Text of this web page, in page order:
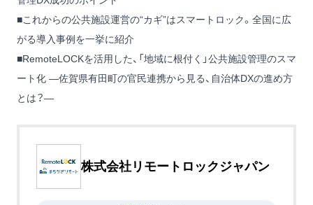
■これからの公共施設運営の“カギ”はスマートロック。全国に広
がる導入事例を一挙に紹介
■RemoteLOCKを活用した、「地域に根付く」公共施設管理のスマ
ート化 ―佐賀県有田町の官民連携から見る、自治体DXの進め方
とは？―
株式会社リモートロックジャパン